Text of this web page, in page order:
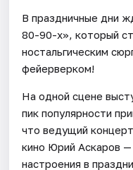
В праздничные дни
80-90-х», который
ностальгическим
фейерверком!
На одной сцене
пик популярности
что ведущий
кино Юрий Аскаров —
настроения в